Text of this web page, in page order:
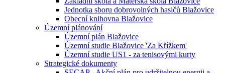
Jednotka sboru dobrovolných hasičů Blažovice
Obecní knihovna Blažovice
Územní plánování
Územní plán Blažovice
Územní studie Blažovice 'Za Křížkem'
Územní studie US1 - za tenisovými kurty
Strategické dokumenty